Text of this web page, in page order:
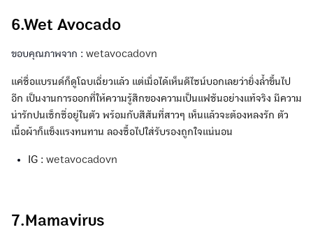
6.Wet Avocado
ขอบคุณภาพจาก : wetavocadovn
แค่ชื่อแบรนด์ก็ดูโฉบเฉี่ยวแล้ว แต่เมื่อได้เห็นดีไซน์บอกเลยว่ายิ่งล้ำขึ้นไป
อีก เป็นงานการออกที่ให้ความรู้สึกของความเป็นแฟชันอย่างแท้จริง มีความ
น่ารักปนเซ็กซี่อยู่ในตัว พร้อมกับสีสันที่สาวๆ เห็นแล้วจะต้องหลงรัก ตัว
เนื้อผ้าก็แข็งแรงทนทาน ลองซื้อไปใส่รับรองถูกใจแน่นอน
IG : wetavocadovn
7.Mamavirus